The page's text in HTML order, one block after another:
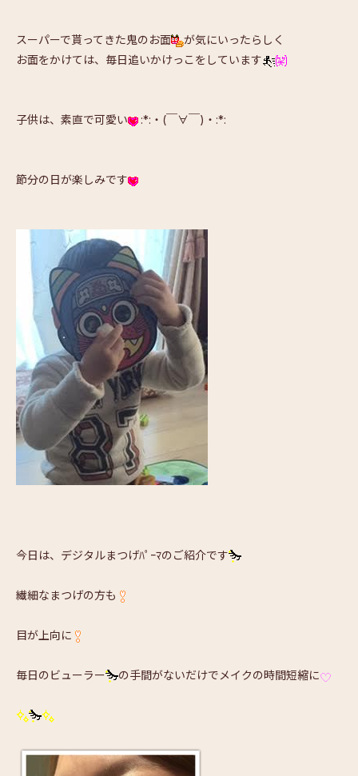
スーパーで貰ってきた鬼のお面
が気にいったらしく
お面をかけては、毎日追いかけっこをしています
子供は、素直で可愛い :*:・(￣∀￣)・:*:
節分の日が楽しみです
今日は、デジタルまつげﾊﾟｰﾏのご紹介です
繊細なまつげの方も
目が上向に
毎日のビューラー の手間がないだけでメイクの時間短縮に